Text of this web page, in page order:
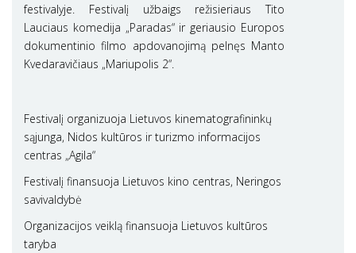
festivalyje. Festivalį užbaigs režisieriaus Tito
Lauciaus komedija „Paradas“ ir geriausio Europos
dokumentinio filmo apdovanojimą pelnęs Manto
Kvedaravičiaus „Mariupolis 2“.
Festivalį organizuoja Lietuvos kinematografininkų
sąjunga, Nidos kultūros ir turizmo informacijos
centras „Agila“
Festivalį finansuoja Lietuvos kino centras, Neringos
savivaldybė
Organizacijos veiklą finansuoja Lietuvos kultūros
taryba